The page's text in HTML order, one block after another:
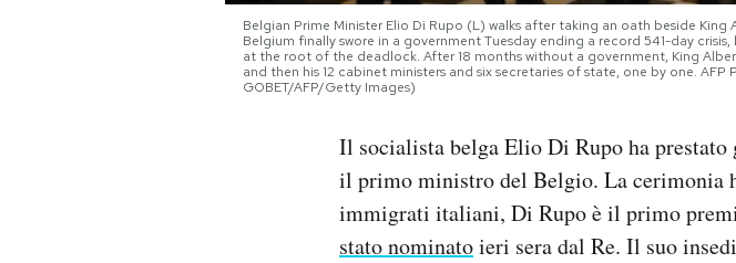
Belgian Prime Minister Elio Di Rupo (L) walks after taking an oath beside
Belgium finally swore in a government Tuesday ending a record 541-day
at the root of the deadlock. After 18 months without a government, King
and then his 12 cabinet ministers and six secretaries of state, one by one. AFP
GOBET/AFP/Getty Images)
Il socialista belga Elio Di Rupo ha
il primo ministro del Belgio. La cerimonia
immigrati italiani, Di Rupo è il primo
stato nominatoieri sera dal Re. Il suo